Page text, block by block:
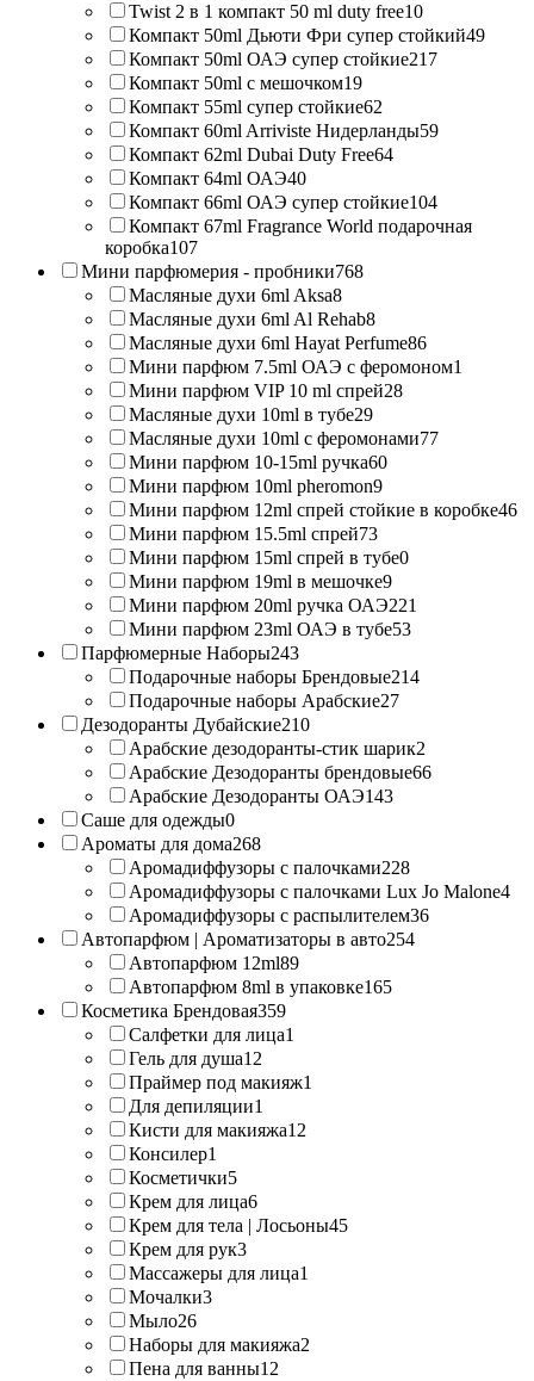
Twist 2 в 1 компакт 50 ml duty free10
Компакт 50ml Дьюти Фри супер стойкий49
Компакт 50ml ОАЭ супер стойкие217
Компакт 50ml с мешочком19
Компакт 55ml супер стойкие62
Компакт 60ml Arriviste Нидерланды59
Компакт 62ml Dubai Duty Free64
Компакт 64ml ОАЭ40
Компакт 66ml ОАЭ супер стойкие104
Компакт 67ml Fragrance World подарочная
коробка107
Мини парфюмерия - пробники768
Масляные духи 6ml Aksa8
Масляные духи 6ml Al Rehab8
Масляные духи 6ml Hayat Perfume86
Мини парфюм 7.5ml ОАЭ с феромоном1
Мини парфюм VIP 10 ml спрей28
Масляные духи 10ml в тубе29
Масляные духи 10ml с феромонами77
Мини парфюм 10-15ml ручка60
Мини парфюм 10ml pheromon9
Мини парфюм 12ml спрей стойкие в коробке46
Мини парфюм 15.5ml спрей73
Мини парфюм 15ml спрей в тубе0
Мини парфюм 19ml в мешочке9
Мини парфюм 20ml ручка ОАЭ221
Мини парфюм 23ml ОАЭ в тубе53
Парфюмерные Наборы243
Подарочные наборы Брендовые214
Подарочные наборы Арабские27
Дезодоранты Дубайские210
Арабские дезодоранты-стик шарик2
Арабские Дезодоранты брендовые66
Арабские Дезодоранты ОАЭ143
Саше для одежды0
Ароматы для дома268
Аромадиффузоры с палочками228
Аромадиффузоры с палочками Lux Jo Malone4
Аромадиффузоры с распылителем36
Автопарфюм | Ароматизаторы в авто254
Автопарфюм 12ml89
Автопарфюм 8ml в упаковке165
Косметика Брендовая359
Салфетки для лица1
Гель для душа12
Праймер под макияж1
Для депиляции1
Кисти для макияжа12
Консилер1
Косметички5
Крем для лица6
Крем для тела | Лосьоны45
Крем для рук3
Массажеры для лица1
Мочалки3
Мыло26
Наборы для макияжа2
Пена для ванны12